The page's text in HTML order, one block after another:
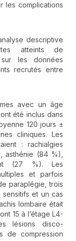
les complications
descriptive
atteints de
les données
recrutés entre
avec un âge
été inclus dans
120 jours ±
cliniques. Les
: rachialgies
(84 %),
(27 %). Les
et parfois
paraplégie, trois
et un cas
lombaire était
15 à l’étage L4-
lésions disco-
de compression